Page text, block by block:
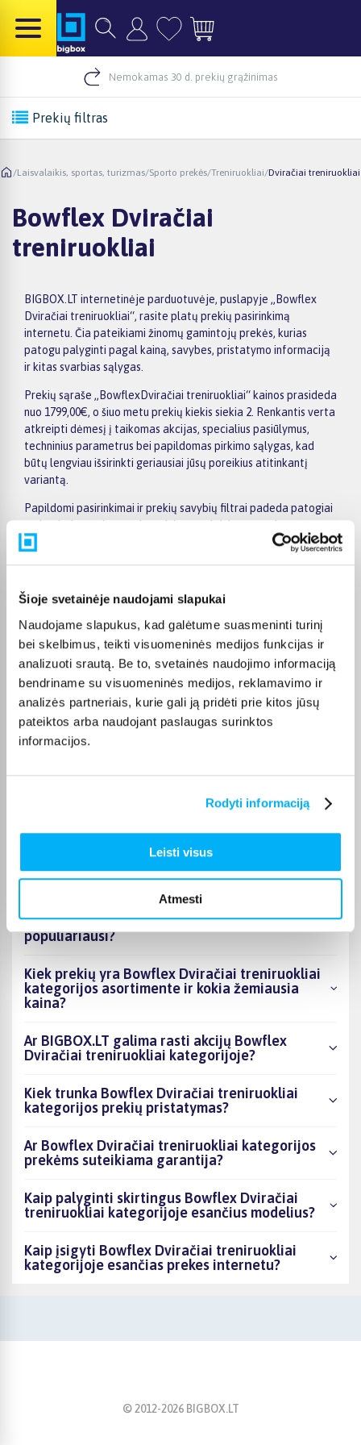
Šioje svetainėje naudojami slapukai
Naudojame slapukus, kad galėtume suasmeninti turinį
bei skelbimus, teikti visuomeninės medijos funkcijas ir
analizuoti srautą. Be to, svetainės naudojimo informaciją
bendriname su visuomeninės medijos, reklamavimo ir
analizės partneriais, kurie gali ją pridėti prie kitos jūsų
pateiktos arba naudojant paslaugas surinktos
informacijos.
Rodyti informaciją
Leisti visus
Atmesti
Nemokamas 30 d. prekių grąžinimas
Prekių filtras
/Laisvalaikis, sportas, turizmas/Sporto prekės/Treniruokliai/Dviračiai treniruokliai
Bowflex Dviračiai
treniruokliai
BIGBOX.LT internetinėje parduotuvėje, puslapyje „Bowflex
Dviračiai treniruokliai“, rasite platų prekių pasirinkimą
internetu. Čia pateikiami žinomų gamintojų prekės, kurias
patogu palyginti pagal kainą, savybes, pristatymo informaciją
ir kitas svarbias sąlygas.
Prekių sąraše „BowflexDviračiai treniruokliai“ kainos prasideda
nuo 1799,00€, o šiuo metu prekių kiekis siekia 2. Renkantis verta
atkreipti dėmesį į taikomas akcijas, specialius pasiūlymus,
techninius parametrus bei papildomas pirkimo sąlygas, kad
būtų lengviau išsirinkti geriausiai jūsų poreikius atitinkantį
variantą.
Papildomi pasirinkimai ir prekių savybių filtrai padeda patogiai
susiaurinti asortimentą ir greičiau rasti tinkamą prekę.
Peržiūrėkite „BowflexDviračiai treniruokliai“ pasiūlymus
terminą.
Pirkėjų atsiliepimai apie prekes
Galina B.
Ok
Kokie Bowflex Dviračiai treniruokliai
kategorijoje esantys produktai šiuo metu
populiariausi?
Kiek prekių yra Bowflex Dviračiai treniruokliai
kategorijos asortimente ir kokia žemiausia
kaina?
Ar BIGBOX.LT galima rasti akcijų Bowflex
Dviračiai treniruokliai kategorijoje?
Kiek trunka Bowflex Dviračiai treniruokliai
kategorijos prekių pristatymas?
Ar Bowflex Dviračiai treniruokliai kategorijos
prekėms suteikiama garantija?
Kaip palyginti skirtingus Bowflex Dviračiai
treniruokliai kategorijoje esančius modelius?
Kaip įsigyti Bowflex Dviračiai treniruokliai
kategorijoje esančias prekes internetu?
© 2012-2026BIGBOX.LT